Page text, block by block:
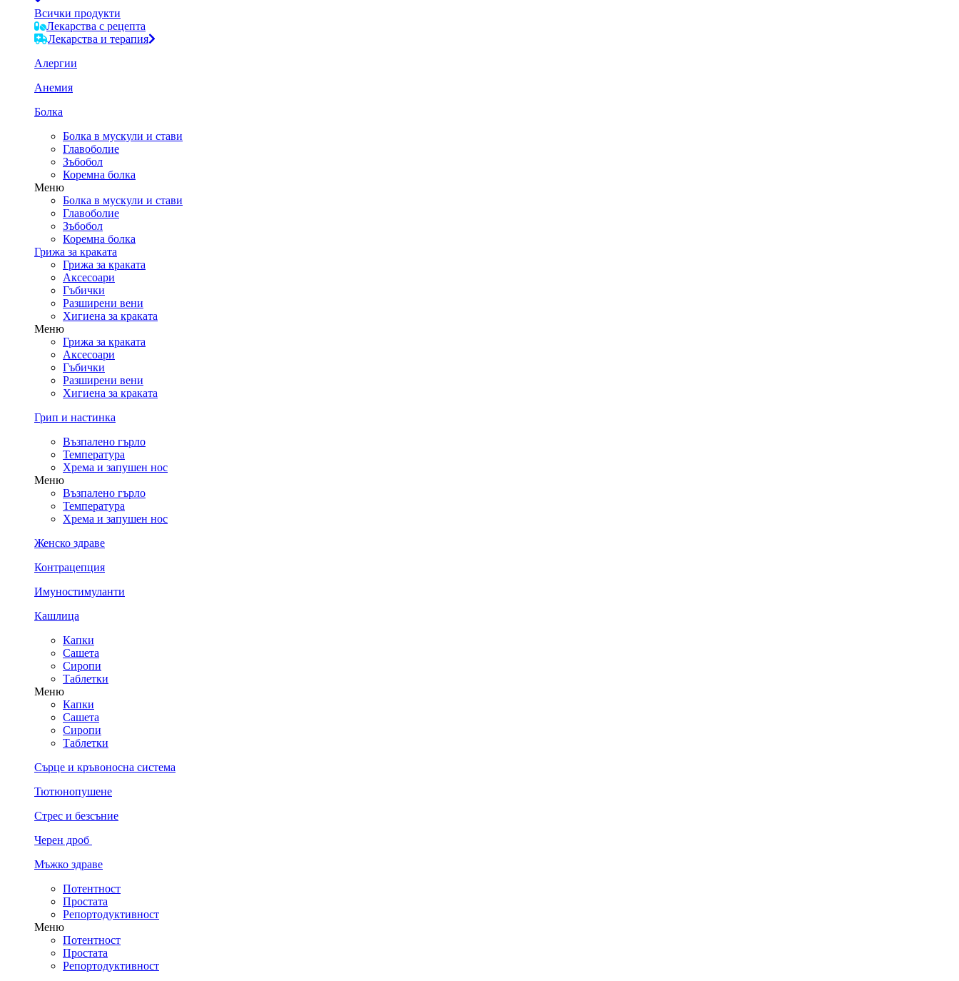
Всички продукти
Лекарства с рецепта
Лекарства и терапия
Алергии
Анемия
Болка
Болка в мускули и стави
Главоболие
Зъбобол
Коремна болка
Меню
Болка в мускули и стави
Главоболие
Зъбобол
Коремна болка
Грижа за краката
Грижа за краката
Аксесоари
Гъбички
Разширени вени
Хигиена за краката
Меню
Грижа за краката
Аксесоари
Гъбички
Разширени вени
Хигиена за краката
Грип и настинка
Възпалено гърло
Температура
Хрема и запушен нос
Меню
Възпалено гърло
Температура
Хрема и запушен нос
Женско здраве
Контрацепция
Имуностимуланти
Кашлица
Капки
Сашета
Сиропи
Таблетки
Меню
Капки
Сашета
Сиропи
Таблетки
Сърце и кръвоносна система
Тютюнопушене
Стрес и безсъние
Черен дроб
Мъжко здраве
Потентност
Простата
Репортодуктивност
Меню
Потентност
Простата
Репортодуктивност